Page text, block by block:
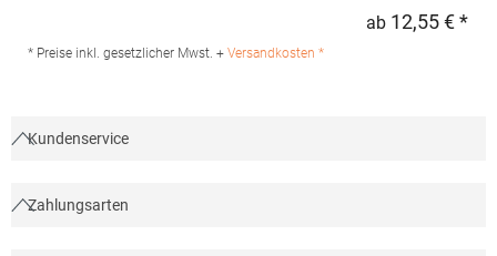
g/m²Materialzusammensetzung: 100% Baumwolle (Heather
Grey: 85% Baumwolle / 15% Viskose)Angaben zur
ab 12,55 € *
* Preise inkl. gesetzlicher Mwst. + Versandkosten *
Kundenservice
Zahlungsarten